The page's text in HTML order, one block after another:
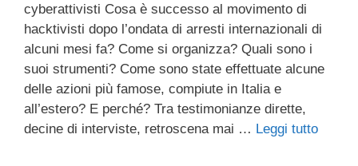
cyberattivisti Cosa è successo al movimento di
hacktivisti dopo l’ondata di arresti internazionali di
alcuni mesi fa? Come si organizza? Quali sono i
suoi strumenti? Come sono state effettuate alcune
delle azioni più famose, compiute in Italia e
all’estero? E perché? Tra testimonianze dirette,
decine di interviste, retroscena mai … Leggi tutto